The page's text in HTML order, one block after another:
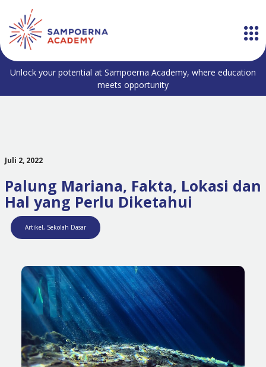
Unlock your potential at Sampoerna Academy, where education
meets opportunity
Juli 2, 2022
Palung Mariana, Fakta, Lokasi dan
Hal yang Perlu Diketahui
Artikel, Sekolah Dasar